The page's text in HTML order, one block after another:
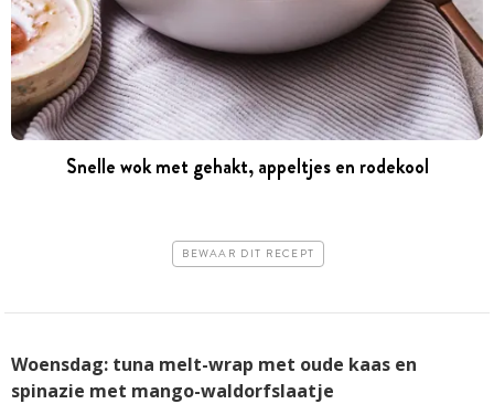
Snelle wok met gehakt, appeltjes en rodekool
BEWAAR DIT RECEPT
Woensdag: tuna melt-wrap met oude kaas en
spinazie met mango-waldorfslaatje